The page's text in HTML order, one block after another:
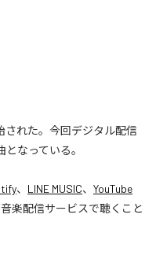
された。今回デジタル配信
となっている。
、 LINE MUSIC、 YouTube
楽配信サービスで聴くこと